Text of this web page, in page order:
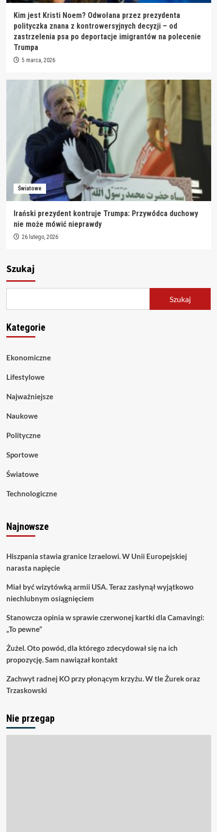
Kim jest Kristi Noem? Odwołana przez prezydenta
polityczka znana z kontrowersyjnych decyzji – od
zastrzelenia psa po deportacje imigrantów na polecenie
Trumpa
5 marca, 2026
Światowe
Irański prezydent kontruje Trumpa: Przywódca duchowy
nie może mówić nieprawdy
26 lutego, 2026
Szukaj
Szukaj
Kategorie
Ekonomiczne
Lifestylowe
Najważniejsze
Naukowe
Polityczne
Sportowe
Światowe
Technologiczne
Najnowsze
Hiszpania stawia granice Izraelowi. W Unii Europejskiej
narasta napięcie
Miał być wizytówką armii USA. Teraz zasłynął wyjątkowo
niechlubnym osiągnięciem
Stanowcza opinia w sprawie czerwonej kartki dla Camavingi:
„To pewne”
Żużel. Oto powód, dla którego zdecydował się na ich
propozycję. Sam nawiązał kontakt
Zachwyt radnej KO przy płonącym krzyżu. W tle Żurek oraz
Trzaskowski
Nie przegap